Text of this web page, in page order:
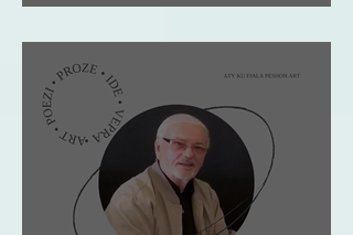
Fatmir Terziu: Shqipja